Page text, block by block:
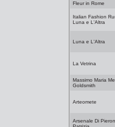
Fleur in Rome
Italian Fashion
Luna e L'Altra
Luna e L'Altra
La Vetrina
Massimo Maria
Goldsmith
Arteomete
Arsenale Di